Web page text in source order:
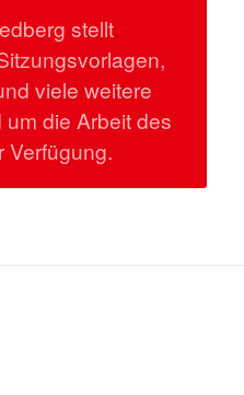
stellt
viele weitere
die Arbeit des
Verfügung.